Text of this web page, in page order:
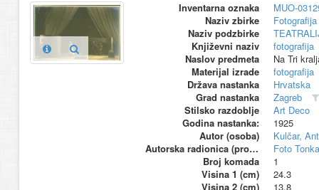
Inventarna oznaka
MUO-
Naziv zbirke
Naziv podzbirke
Književni naziv
fotografija
Naslov predmeta
Na Tri
Materijal izrade
fotografija
Država nastanka
Hrvatska
Grad nastanka
Zagreb
Stilsko razdoblje
Art Deco
Godina nastanka:
1925
Autor (osoba)
Kulčar,
Autorska radionica (proizvođač)
Foto
Broj komada
1
Visina 1 (cm)
24.3
Visina 2 (cm)
13.8